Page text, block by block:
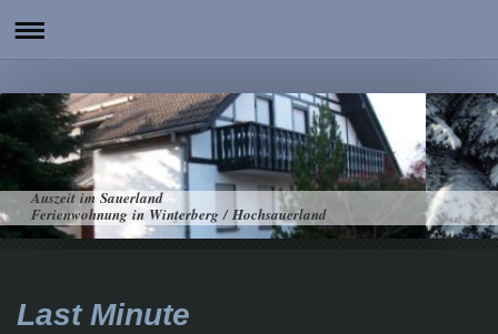
Auszeit im Sauerland
Ferienwohnung in Winterberg / Hochsauerland
Last Minute